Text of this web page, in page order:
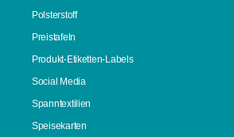
Polsterstoff
Preistafeln
Produkt-Etiketten-Labels
Social Media
Spanntextilien
Speisekarten